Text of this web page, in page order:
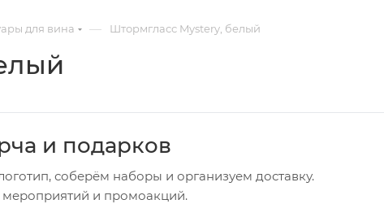
для вина — Штормгласс Mystery, белый
и подарков
соберём наборы и организуем доставку.
мероприятий и промоакций.